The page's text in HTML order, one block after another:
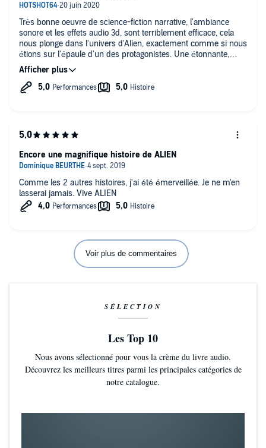
Très bonne oeuvre de science-fiction narrative, l'ambiance
sonore et les effets audio 3d, sont terriblement efficace, cela
nous plonge dans l'univers d'Alien, exactement comme si nous
étions sur l'épaule d'un des protagonistes. Une étonnante,
réussite au format Audible. L'aspect uniquement sonore est un
format intelligent, car il permet de détourner le dégoût
engendré par la vue d'un xénomorphe, de fait, il est plus facile
placer dans l'histoire comme des adversaires d'égales
intelligence.
Comme les 2 autres histoires, j'ai été émerveillée. Je ne m'en
lasserai jamais. Vive ALIEN
Encore une magnifique histoire de ALIEN
Voir plus de commentaires
SÉLECTION
Les Top 10
Nous avons sélectionné pour vous la crème du livre audio.
Découvrez les meilleurs titres parmi les principales catégories de
notre catalogue.